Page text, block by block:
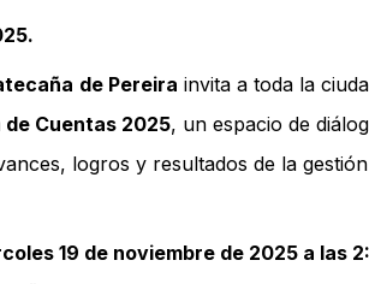
de Pereira invita a toda la
de Cuentas 2025, un espacio de
logros y resultados de la
19 de noviembre de 2025 a las